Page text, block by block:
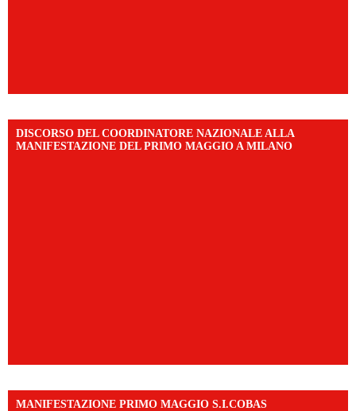
DISCORSO DEL COORDINATORE NAZIONALE ALLA
MANIFESTAZIONE DEL PRIMO MAGGIO A MILANO
MANIFESTAZIONE PRIMO MAGGIO S.I.COBAS